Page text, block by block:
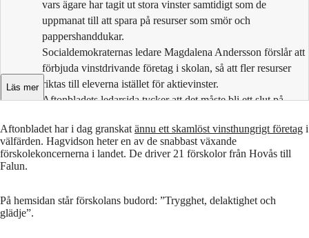
vars ägare har tagit ut stora vinster samtidigt som de
uppmanat till att spara på resurser som smör och
pappershanddukar.
Socialdemokraternas ledare Magdalena Andersson förslår att
förbjuda vinstdrivande företag i skolan, så att fler resurser
riktas till eleverna istället för aktievinster.
Aftonbladets ledarsida tycker att det måste bli ett slut på
Läs mer
Aftonbladet har i dag granskat ännu ett skamlöst vinsthungrigt företag i
välfärden. Hagvidson heter en av de snabbast växande
förskolekoncernerna i landet. De driver 21 förskolor från Hovås till
Falun.
På hemsidan står förskolans budord: ”Trygghet, delaktighet och
glädje”.